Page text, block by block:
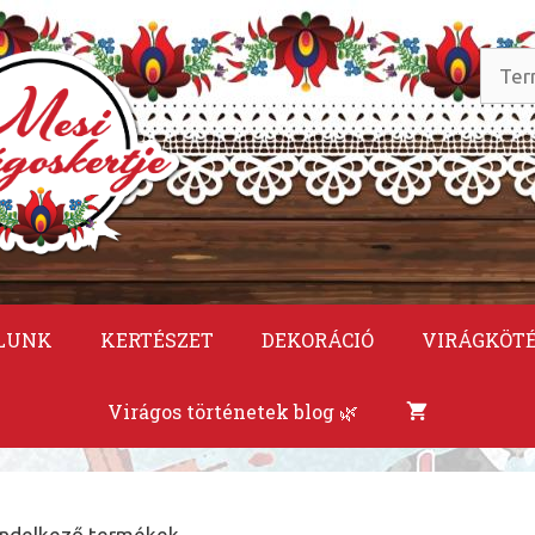
a
KERTÉSZET DEKORÁCIÓ
Virágos történetek blog 🌿